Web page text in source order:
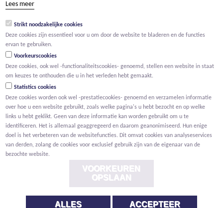
BTW BE 0466.256.432
Privacy Cookies Melding klokkenluider
Lees meer
Strikt noodzakelijke cookies
Deze cookies zijn essentieel voor u om door de website te bladeren en de functies
ervan te gebruiken.
Voorkeurscookies
Deze cookies, ook wel -functionaliteitscookies- genoemd, stellen een website in staat
om keuzes te onthouden die u in het verleden hebt gemaakt.
Statistics cookies
Deze cookies worden ook wel -prestatiecookies- genoemd en verzamelen informatie
over hoe u een website gebruikt, zoals welke pagina's u hebt bezocht en op welke
links u hebt geklikt. Geen van deze informatie kan worden gebruikt om u te
identificeren. Het is allemaal geaggregeerd en daarom geanonimiseerd. Hun enige
doel is het verbeteren van de websitefuncties. Dit omvat cookies van analyseservices
van derden, zolang de cookies voor exclusief gebruik zijn van de eigenaar van de
bezochte website.
VOORKEUREN
OPSLAAN
ALLES ACCEPTEER